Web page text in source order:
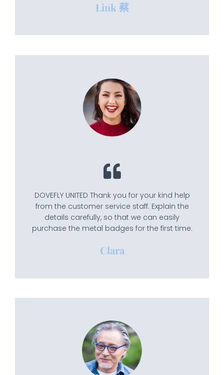
Link 蔡
DOVEFLY UNITED Thank you for your kind help
from the customer service staff. Explain the
details carefully, so that we can easily
purchase the metal badges for the first time.
Clara